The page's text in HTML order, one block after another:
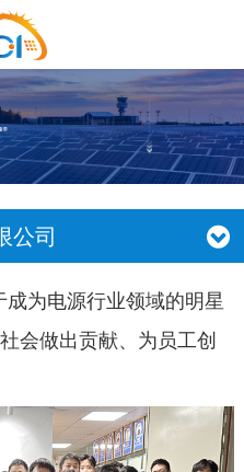
公司
成为电源行业领域的明星
会做出贡献、为员工创